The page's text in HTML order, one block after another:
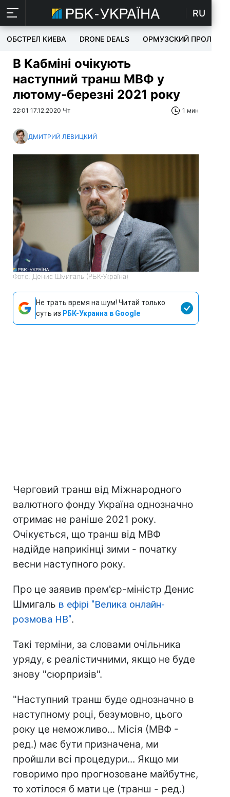
RU
ОБСТРЕЛ КИЕВА DRONE DEALS ОРМУЗСКИЙ ПРОЛИВ
В Кабміні очікують
наступний транш МВФ у
лютому-березні 2021 року
22:01 17.12.2020 Чт 1 мин
ДМИТРИЙ ЛЕВИЦКИЙ
Фото: Денис Шмигаль (РБК-Україна)
Не трать время на шум! Читай только
суть из РБК-Украина в Google
Черговий транш від Міжнародного
валютного фонду Україна однозначно
отримає не раніше 2021 року.
Очікується, що транш від МВФ
надійде наприкінці зими - початку
весни наступного року.
Про це заявив прем'єр-міністр Денис
Шмигаль в ефірі "Велика онлайн-
розмова НВ".
Такі терміни, за словами очільника
уряду, є реалістичними, якщо не буде
знову "сюрпризів".
"Наступний транш буде однозначно в
наступному році, безумовно, цього
року це неможливо... Місія (МВФ -
ред.) має бути призначена, ми
пройшли всі процедури... Якщо ми
говоримо про прогнозоване майбутнє,
то хотілося б мати це (транш - ред.)